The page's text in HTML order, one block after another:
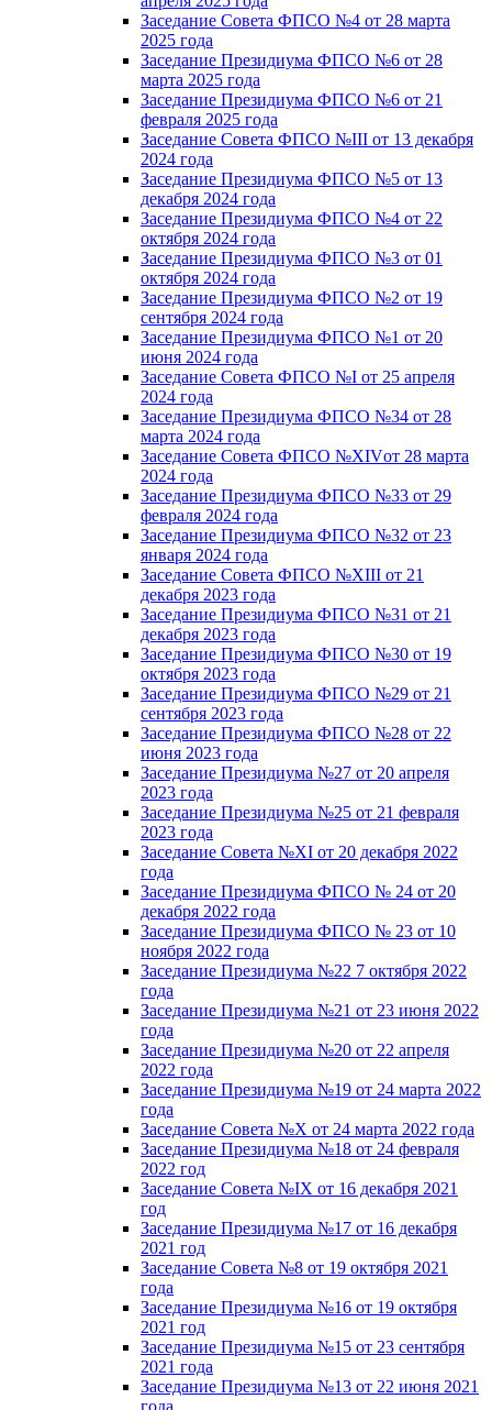
Заседание Совета ФПСО №4 от 28 марта
2025 года
Заседание Президиума ФПСО №6 от 28
марта 2025 года
Заседание Президиума ФПСО №6 от 21
февраля 2025 года
Заседание Совета ФПСО №III от 13 декабря
2024 года
Заседание Президиума ФПСО №5 от 13
декабря 2024 года
Заседание Президиума ФПСО №4 от 22
октября 2024 года
Заседание Президиума ФПСО №3 от 01
октября 2024 года
Заседание Президиума ФПСО №2 от 19
сентября 2024 года
Заседание Президиума ФПСО №1 от 20
июня 2024 года
Заседание Совета ФПСО №I от 25 апреля
2024 года
Заседание Президиума ФПСО №34 от 28
марта 2024 года
Заседание Совета ФПСО №XIVот 28 марта
2024 года
Заседание Президиума ФПСО №33 от 29
февраля 2024 года
Заседание Президиума ФПСО №32 от 23
января 2024 года
Заседание Совета ФПСО №XIII от 21
декабря 2023 года
Заседание Президиума ФПСО №31 от 21
декабря 2023 года
Заседание Президиума ФПСО №30 от 19
октября 2023 года
Заседание Президиума ФПСО №29 от 21
сентября 2023 года
Заседание Президиума ФПСО №28 от 22
июня 2023 года
Заседание Президиума №27 от 20 апреля
2023 года
Заседание Президиума №25 от 21 февраля
2023 года
Заседание Совета №XI от 20 декабря 2022
года
Заседание Президиума ФПСО № 24 от 20
декабря 2022 года
Заседание Президиума ФПСО № 23 от 10
ноября 2022 года
Заседание Президиума №22 7 октября 2022
года
Заседание Президиума №21 от 23 июня 2022
года
Заседание Президиума №20 от 22 апреля
2022 года
Заседание Президиума №19 от 24 марта 2022
года
Заседание Совета №X от 24 марта 2022 года
Заседание Президиума №18 от 24 февраля
2022 год
Заседание Совета №IX от 16 декабря 2021
год
Заседание Президиума №17 от 16 декабря
2021 год
Заседание Совета №8 от 19 октября 2021
года
Заседание Президиума №16 от 19 октября
2021 год
Заседание Президиума №15 от 23 сентября
2021 года
Заседание Президиума №13 от 22 июня 2021
года